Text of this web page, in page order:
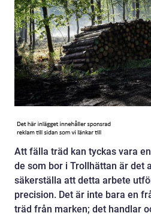
Att fälla träd kan tyckas vara
de som bor i Trollhättan är det
säkerställa att detta arbete
precision. Det är inte bara en
träd från marken; det handlar